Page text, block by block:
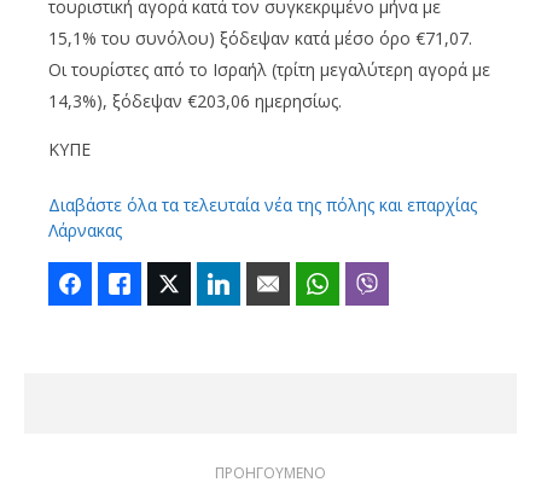
τουριστική αγορά κατά τον συγκεκριμένο μήνα με
15,1% του συνόλου) ξόδεψαν κατά μέσο όρο €71,07.
Οι τουρίστες από το Ισραήλ (τρίτη μεγαλύτερη αγορά με
14,3%), ξόδεψαν €203,06 ημερησίως.
ΚΥΠΕ
Διαβάστε όλα τα τελευταία νέα της πόλης και επαρχίας
Λάρνακας
FacebookLike Twitter LinkedIn Email WhatsApp
ΠΡΟΗΓΟΥΜΕΝΟ